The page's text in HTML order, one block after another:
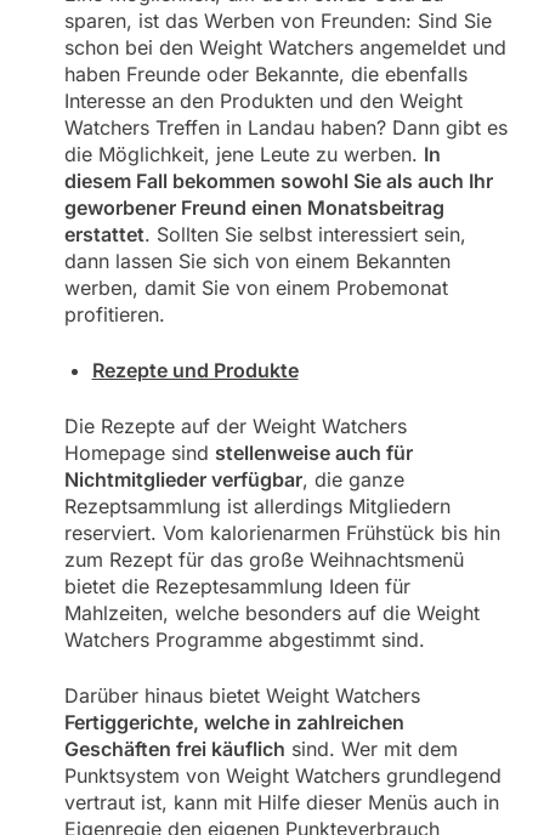
sparen, ist das Werben von Freunden: Sind Sie
schon bei den Weight Watchers angemeldet und
haben Freunde oder Bekannte, die ebenfalls
Interesse an den Produkten und den Weight
Watchers Treffen in Landau haben? Dann gibt es
die Möglichkeit, jene Leute zu werben. In
diesem Fall bekommen sowohl Sie als auch Ihr
geworbener Freund einen Monatsbeitrag
erstattet. Sollten Sie selbst interessiert sein,
dann lassen Sie sich von einem Bekannten
werben, damit Sie von einem Probemonat
profitieren.
Rezepte und Produkte
Die Rezepte auf der Weight Watchers
Homepage sind stellenweise auch für
Nichtmitglieder verfügbar, die ganze
Rezeptsammlung ist allerdings Mitgliedern
reserviert. Vom kalorienarmen Frühstück bis hin
zum Rezept für das große Weihnachtsmenü
bietet die Rezeptesammlung Ideen für
Mahlzeiten, welche besonders auf die Weight
Watchers Programme abgestimmt sind.
Darüber hinaus bietet Weight Watchers
Fertiggerichte, welche in zahlreichen
Geschäften frei käuflich sind. Wer mit dem
Punktsystem von Weight Watchers grundlegend
vertraut ist, kann mit Hilfe dieser Menüs auch in
Eigenregie den eigenen Punkteverbrauch